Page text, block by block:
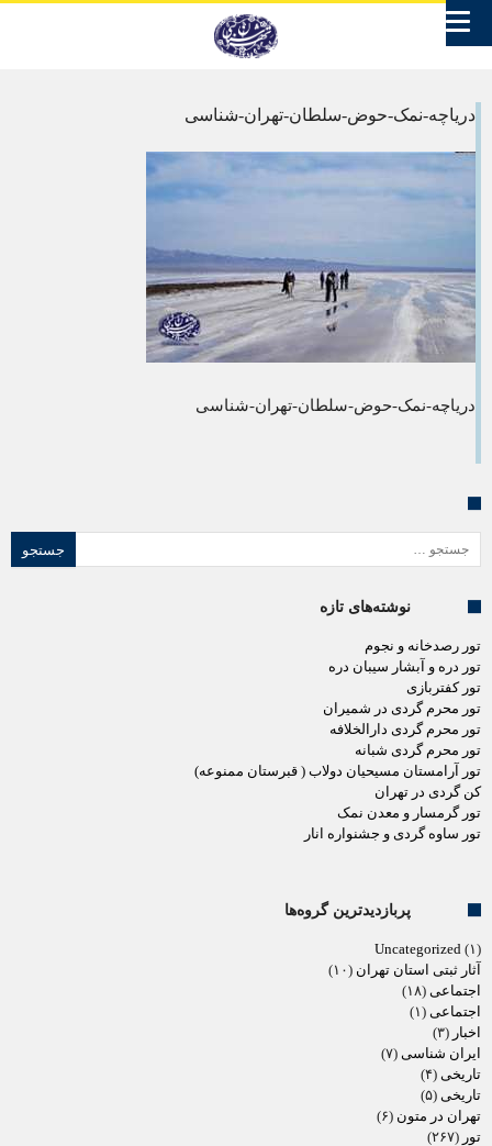
دریاچه-نمک-حوض-سلطان-تهران-شناسی
دریاچه-نمک-حوض-سلطان-تهران-شناسی
جستجو برای:
نوشته‌های تازه
تور رصدخانه و نجوم
تور دره و آبشار سیبان دره
تور کفتربازی
تور محرم گردی در شمیران
تور محرم گردی دارالخلافه
تور محرم گردی شبانه
تور آرامستان مسیحیان دولاب ( قبرستان ممنوعه)
کن گردی در تهران
تور گرمسار و معدن نمک
تور ساوه گردی و جشنواره انار
پربازدیدترین گروه‌ها
Uncategorized (۱)
آثار ثبتی استان تهران (۱۰)
اجتماعی (۱۸)
اجتماعی (۱)
اخبار (۳)
ایران شناسی (۷)
تاریخی (۴)
تاریخی (۵)
تهران در متون (۶)
تور (۲۶۷)